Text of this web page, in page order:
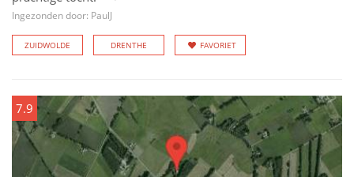
Ingezonden door: PaulJ
ZUIDWOLDE DRENTHE FAVORIET
7.9